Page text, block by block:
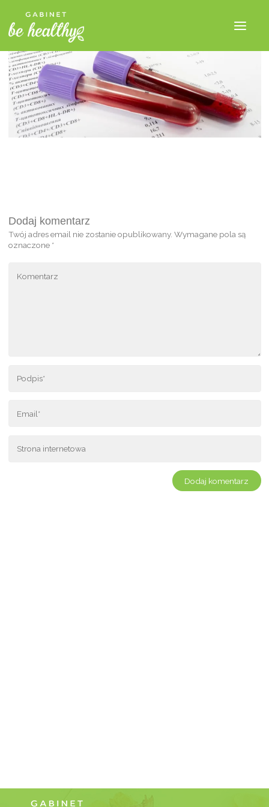
Dodaj komentarz
Twój adres email nie zostanie opublikowany. Wymagane pola są
oznaczone *